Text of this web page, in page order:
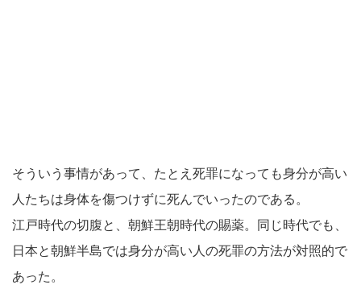
そういう事情があって、たとえ死罪になっても身分が高い
人たちは身体を傷つけずに死んでいったのである。
江戸時代の切腹と、朝鮮王朝時代の賜薬。同じ時代でも、
日本と朝鮮半島では身分が高い人の死罪の方法が対照的で
あった。